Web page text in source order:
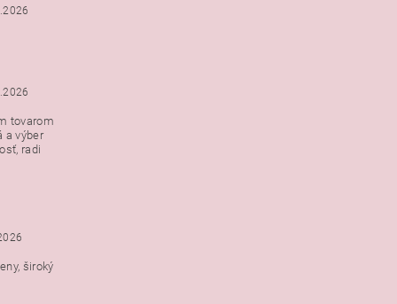
s
tovarom
a výber
radi
široký